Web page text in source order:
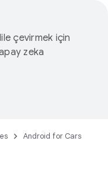
çevirmek için
zeka
Android for Cars